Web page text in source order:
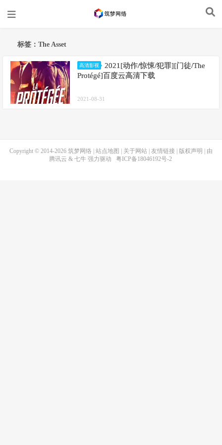
标签：The Asset
高清影视
2021[动作/惊悚/犯罪][门徒/The
Protégé]百度云高清下载
2021-08-31
Copyright © 2014-2026 筑梦网络 站点地图 关于网站 友情链接 版权声明
| 由
腾讯云 & 七牛强力驱动 粤ICP备18046192号-2